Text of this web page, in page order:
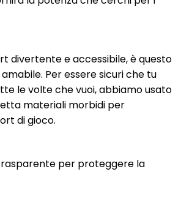
divertente e accessibile, è questo
Per essere sicuri che tu
le volte che vuoi, abbiamo usato
materiali morbidi per
di gioco.
per proteggere la